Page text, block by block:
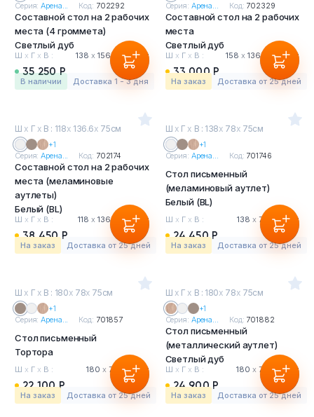
Серия:Арена... Код: 702292
Составной стол на 2 рабочих
места (4 громмета)
Светлый дуб
Ш х Г х В : 138 х156.6 х75 см
35 250 Р
в наличии Доставка 1 - 3 дня
Серия: Арена... Код: 702329
Составной стол на 2 рабочих
места
Светлый дуб
Ш х Г х В : 158 х 136.6 х75 см
33 000 Р
На заказ Доставка от 25 дней
Ш х Г х В : 118х 136.6х 75см
+1
Серия:Арена... Код: 702174
Составной стол на 2 рабочих
места (меламиновые
аутлеты)
Белый (BL)
Ш х Г х В : 118 х136.6 х75 см
38 450 Р
На заказ Доставка от 25 дней
Ш х Г х В : 138х 78х 75см
+1
Серия: Арена... Код: 701746
Стол письменный
(меламиновый аутлет)
Белый (BL)
Ш х Г х В : 138 х 78 х75 см
24 450 Р
На заказ Доставка от 25 дней
Ш х Г х В : 180х 78х 75см
+1
Серия:Арена... Код: 701857
Стол письменный
Тортора
Ш х Г х В : 180 х78 х75 см
22 100 Р
На заказ Доставка от 25 дней
Ш х Г х В : 180х 78х 75см
+1
Серия: Арена... Код: 701882
Стол письменный
(металлический аутлет)
Светлый дуб
Ш х Г х В : 180 х 78 х75 см
24 900 Р
На заказ Доставка от 25 дней